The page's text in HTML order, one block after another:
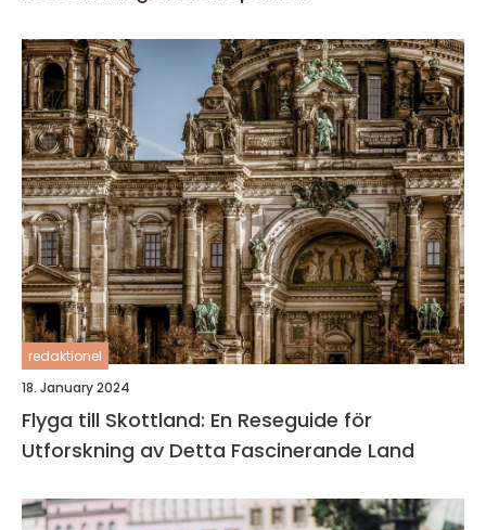
redaktionel
18. January 2024
Flyga till Skottland: En Reseguide för
Utforskning av Detta Fascinerande Land